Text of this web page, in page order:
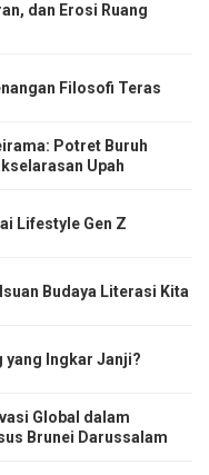
dan Erosi Ruang
Filosofi Teras
Potret Buruh
Upah
Lifestyle Gen Z
Budaya Literasi Kita
yang Ingkar Janji?
Global dalam
Brunei Darussalam